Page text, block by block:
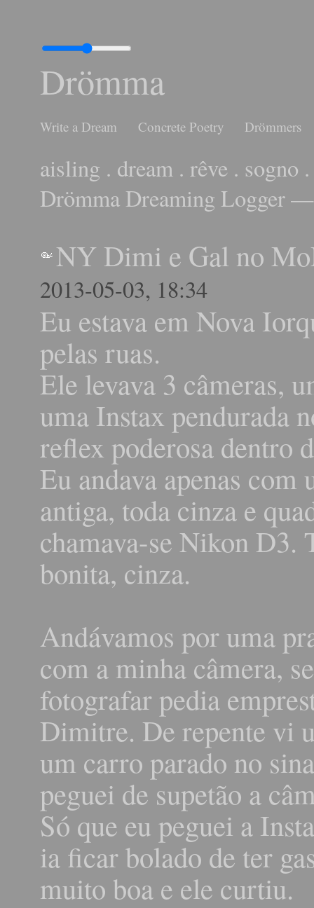
Drömma
Write a Dream Concrete Poetry Drömmers
aisling . dream . rêve . sogno
Drömma Dreaming Logger
NY Dimi e Gal no
2013-05-03, 18:34
Eu estava em Nova
pelas ruas.
Ele levava 3 câmeras,
uma Instax pendurada
reflex poderosa dentro
Eu andava apenas
antiga, toda cinza e
chamava-se Nikon D3.
bonita, cinza.
Andávamos por uma
com a minha câmera,
fotografar pedia
Dimitre. De repente vi
um carro parado no
peguei de supetão a
Só que eu peguei a
ia ficar bolado de ter
muito boa e ele curtiu.